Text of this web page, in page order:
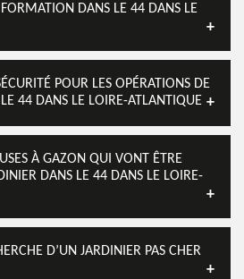
FORMATION DANS LE 44 DANS LE
POUR LES OPÉRATIONS DE
44 DANS LE LOIRE-ATLANTIQUE
À GAZON QUI VONT ÊTRE
DANS LE 44 DANS LE LOIRE-
D’UN JARDINIER PAS CHER